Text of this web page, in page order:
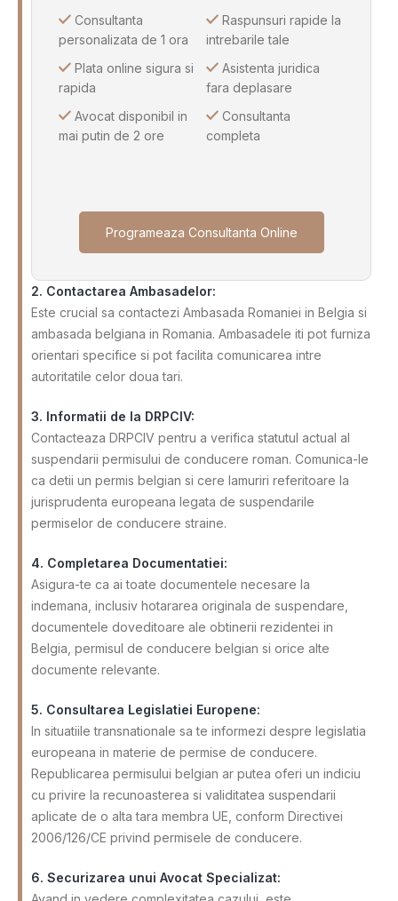
Consultanta
personalizata de 1 ora
Plata online sigura si
rapida
Avocat disponibil in
mai putin de 2 ore
Raspunsuri rapide la
intrebarile tale
Asistenta juridica
fara deplasare
Consultanta
completa
Programeaza Consultanta Online
2. Contactarea Ambasadelor:
Este crucial sa contactezi Ambasada Romaniei in Belgia si
ambasada belgiana in Romania. Ambasadele iti pot furniza
orientari specifice si pot facilita comunicarea intre
autoritatile celor doua tari.
3. Informatii de la DRPCIV:
Contacteaza DRPCIV pentru a verifica statutul actual al
suspendarii permisului de conducere roman. Comunica-le
ca detii un permis belgian si cere lamuriri referitoare la
jurisprudenta europeana legata de suspendarile
permiselor de conducere straine.
4. Completarea Documentatiei:
Asigura-te ca ai toate documentele necesare la
indemana, inclusiv hotararea originala de suspendare,
documentele doveditoare ale obtinerii rezidentei in
Belgia, permisul de conducere belgian si orice alte
documente relevante.
5. Consultarea Legislatiei Europene:
In situatiile transnationale sa te informezi despre legislatia
europeana in materie de permise de conducere.
Republicarea permisului belgian ar putea oferi un indiciu
cu privire la recunoasterea si validitatea suspendarii
aplicate de o alta tara membra UE, conform Directivei
2006/126/CE privind permisele de conducere.
6. Securizarea unui Avocat Specializat: